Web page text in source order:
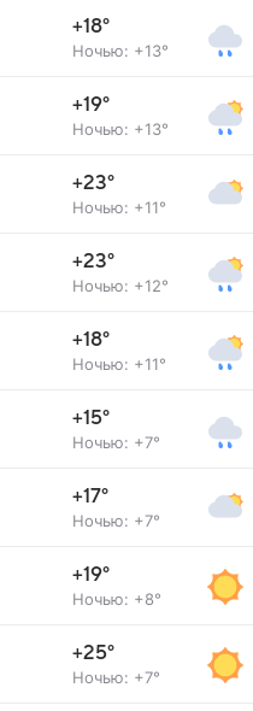
+18°
Ночью: +13°
+19°
Ночью: +13°
+23°
Ночью: +11°
+23°
Ночью: +12°
+18°
Ночью: +11°
+15°
Ночью: +7°
+17°
Ночью: +7°
+19°
Ночью: +8°
+25°
Ночью: +7°